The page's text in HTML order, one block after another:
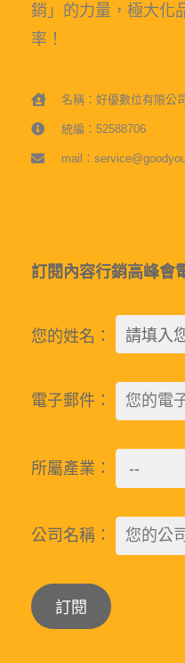
銷」的力量，極大化
率！
名稱：好優數位有限公
統編：52588706
mail：
訂閱內容行銷高峰會
您的姓名：
電子郵件：
所屬產業：
公司名稱：